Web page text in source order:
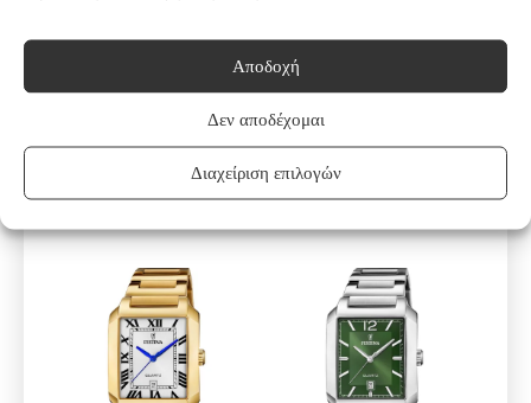
Αποδοχή
Δεν αποδέχομαι
Διαχείριση επιλογών